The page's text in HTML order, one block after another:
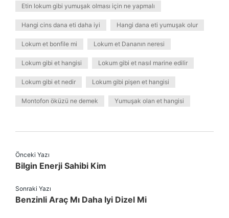
Etin lokum gibi yumuşak olması için ne yapmalı
Hangi cins dana eti daha iyi Hangi dana eti yumuşak olur
Lokum et bonfile mi Lokum et Dananın neresi
Lokum gibi et hangisi Lokum gibi et nasıl marine edilir
Lokum gibi et nedir Lokum gibi pişen et hangisi
Montofon öküzü ne demek Yumuşak olan et hangisi
Önceki Yazı
Bilgin Enerji Sahibi Kim
Sonraki Yazı
Benzinli Araç Mı Daha Iyi Dizel Mi